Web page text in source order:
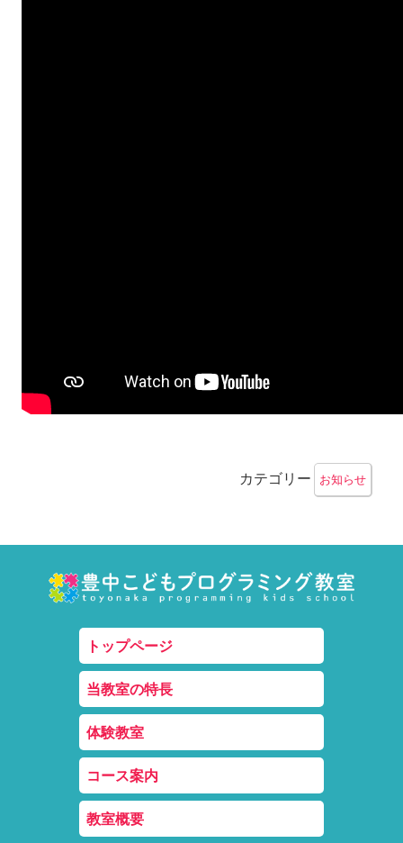
カテゴリー お知らせ
トップページ
当教室の特長
体験教室
コース案内
教室概要